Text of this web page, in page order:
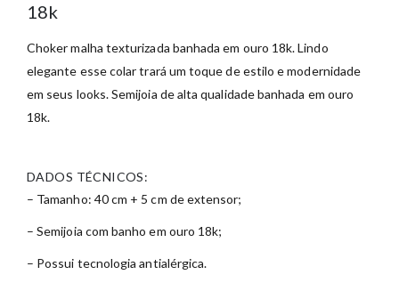
18k
Choker malha texturizada banhada em ouro 18k. Lindo
elegante esse colar trará um toque de estilo e modernidade
em seus looks. Semijoia de alta qualidade banhada em ouro
18k.
DADOS TÉCNICOS:
– Tamanho: 40 cm + 5 cm de extensor;
– Semijoia com banho em ouro 18k;
– Possui tecnologia antialérgica.